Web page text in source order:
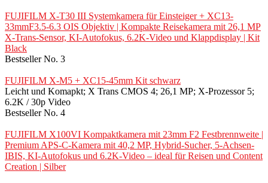
FUJIFILM X-T30 III Systemkamera für Einsteiger + XC13-
33mmF3.5-6.3 OIS Objektiv | Kompakte Reisekamera mit 26,1 MP
X-Trans-Sensor, KI-Autofokus, 6.2K-Video und Klappdisplay | Kit
Black
Bestseller No. 3
FUJIFILM X-M5 + XC15-45mm Kit schwarz
Leicht und Komapkt; X Trans CMOS 4; 26,1 MP; X-Prozessor 5;
6.2K / 30p Video
Bestseller No. 4
FUJIFILM X100VI Kompaktkamera mit 23mm F2 Festbrennweite |
Premium APS-C-Kamera mit 40,2 MP, Hybrid-Sucher, 5-Achsen-
IBIS, KI-Autofokus und 6.2K-Video – ideal für Reisen und Content
Creation | Silber